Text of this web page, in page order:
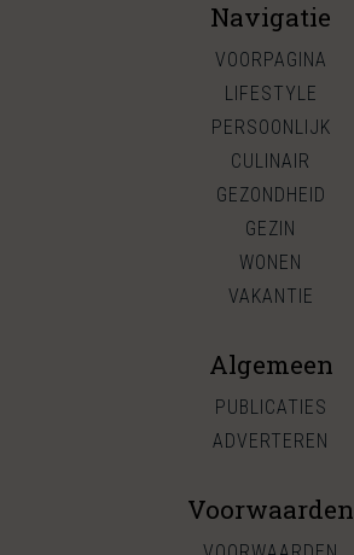
Navigatie
VOORPAGINA
LIFESTYLE
PERSOONLIJK
CULINAIR
GEZONDHEID
GEZIN
WONEN
VAKANTIE
Algemeen
PUBLICATIES
ADVERTEREN
Voorwaarden